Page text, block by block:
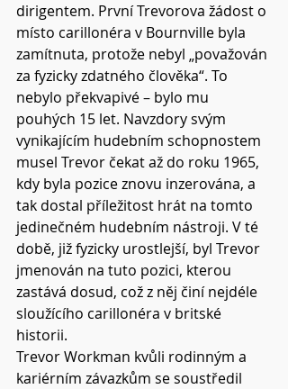
dirigentem. První Trevorova žádost o
místo carillonéra v Bournville byla
zamítnuta, protože nebyl „považován
za fyzicky zdatného člověka“. To
nebylo překvapivé – bylo mu
pouhých 15 let. Navzdory svým
vynikajícím hudebním schopnostem
musel Trevor čekat až do roku 1965,
kdy byla pozice znovu inzerována, a
tak dostal příležitost hrát na tomto
jedinečném hudebním nástroji. V té
době, již fyzicky urostlejší, byl Trevor
jmenován na tuto pozici, kterou
zastává dosud, což z něj činí nejdéle
sloužícího carillonéra v britské
historii.
Trevor Workman kvůli rodinným a
kariérním závazkům se soustředil